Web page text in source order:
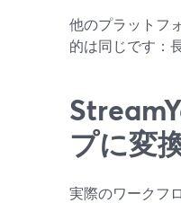
他のプラットフ
的は同じです：
プに変
実際のワークフ